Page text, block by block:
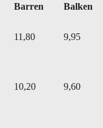
Barren Balken
11,80 9,95
10,20 9,60